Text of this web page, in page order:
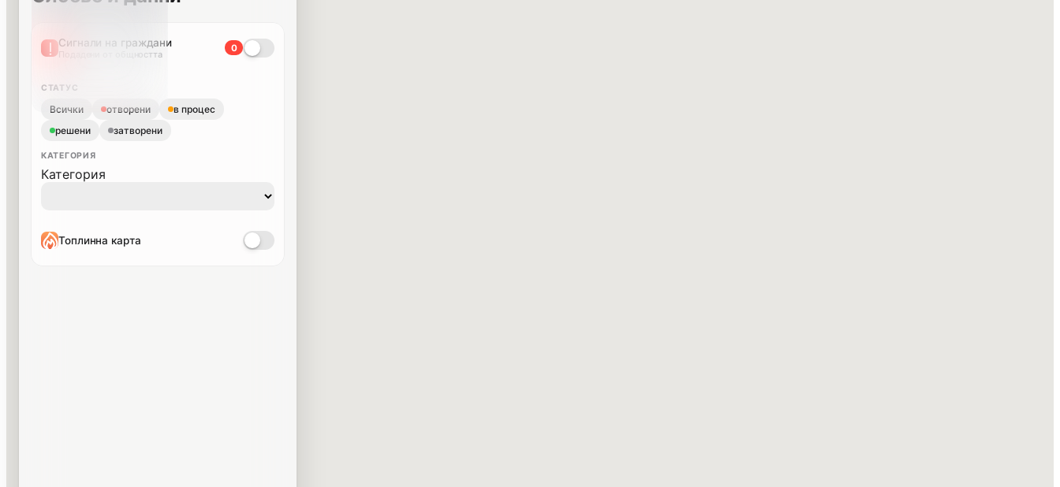
Сигнали на граждани
Подадени от общността
0
СТАТУС
Всички отворени
в процес
решени
затворени
КАТЕГОРИЯ
Категория
Топлинна карта